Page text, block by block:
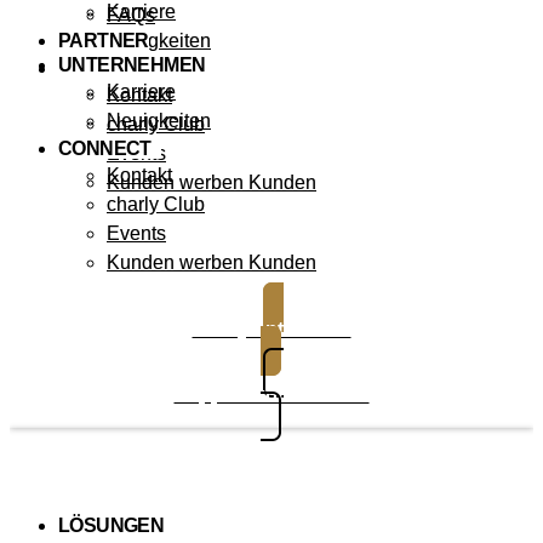
Karriere
Neuigkeiten
CONNECT
Kontakt
charly Club
Events
Kunden werben Kunden
FAQs
PARTNER
UNTERNEHMEN
Karriere
Neuigkeiten
CONNECT
Kontakt
charly Club
Events
Kunden werben Kunden
charly entdecken
Support kontaktieren
LÖSUNGEN